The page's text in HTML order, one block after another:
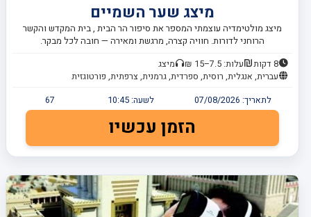
מיצג שער השמיים
מיצג מולטימדיה עוצמתי המספר את סיפור הר הבית , בית המקדש והקשר
הרוחני לדורות. חוויה קצרה, מרגשת ומאירה — חובה לכל מבקר.
8 דקות עלות: 7.5–15 ₪
מיצג
עברית, אנגלית, רוסית, ספרדית, גרמנית, צרפתית, פורטוגזית
לתאריך: 07/08/2026 לשעה:10:45
67
הזמן עכשיו